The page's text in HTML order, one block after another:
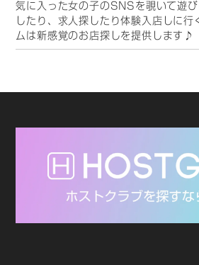
気に入った女の子のSNSを覗いて遊
したり、求人探したり体験入店しに行
ムは新感覚のお店探しを提供します♪